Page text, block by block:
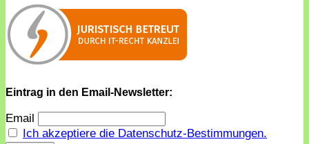
Eintrag in den Email-Newsletter:
Email
Ich akzeptiere die Datenschutz-Bestimmungen.